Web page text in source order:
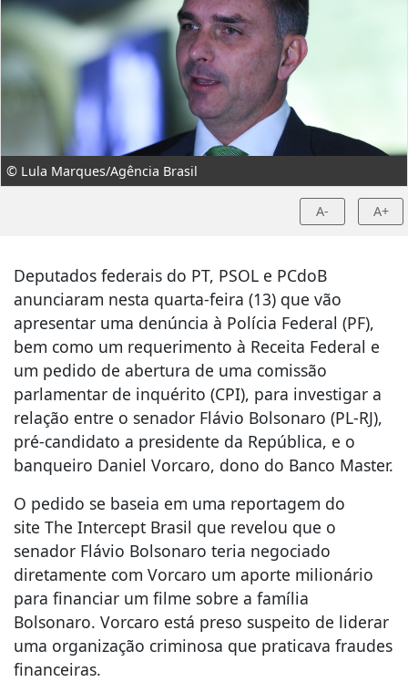
© Lula Marques/Agência Brasil
A- A+
Deputados federais do PT, PSOL e PCdoB
anunciaram nesta quarta-feira (13) que vão
apresentar uma denúncia à Polícia Federal (PF),
bem como um requerimento à Receita Federal e
um pedido de abertura de uma comissão
parlamentar de inquérito (CPI), para investigar a
relação entre o senador Flávio Bolsonaro (PL-RJ),
pré-candidato a presidente da República, e o
banqueiro Daniel Vorcaro, dono do Banco Master.
O pedido se baseia em uma reportagem do
site The Intercept Brasil que revelou que o
senador Flávio Bolsonaro teria negociado
diretamente com Vorcaro um aporte milionário
para financiar um filme sobre a família
Bolsonaro. Vorcaro está preso suspeito de liderar
uma organização criminosa que praticava fraudes
financeiras.